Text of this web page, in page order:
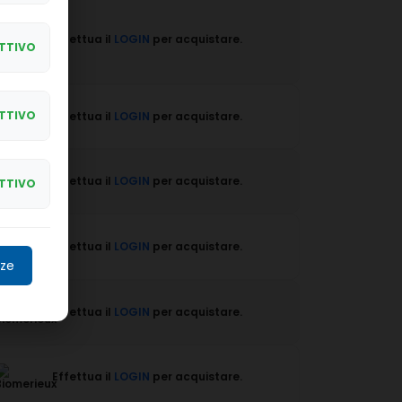
Effettua il LOGIN per acquistare.
Effettua il LOGIN per acquistare.
Effettua il LOGIN per acquistare.
Effettua il LOGIN per acquistare.
Effettua il LOGIN per acquistare.
Effettua il LOGIN per acquistare.